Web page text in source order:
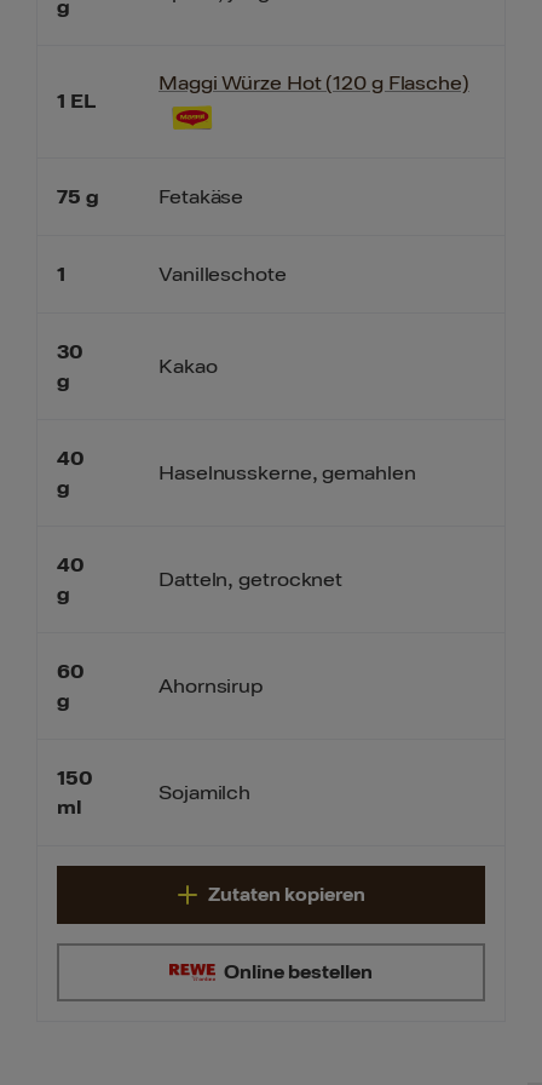
g
1 EL
75 g
1
30
g
40
g
40
g
60
g
150
ml
Maggi Würze Hot (120 g Flasche)
Fetakäse
Vanilleschote
Kakao
Haselnusskerne, gemahlen
Datteln, getrocknet
Ahornsirup
Sojamilch
Online bestellen
Zutaten kopieren